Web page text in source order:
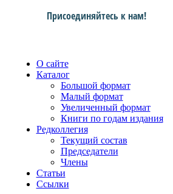
Присоединяйтесь к нам!
О сайте
Каталог
Большой формат
Малый формат
Увеличенный формат
Книги по годам издания
Редколлегия
Текущий состав
Председатели
Члены
Статьи
Ссылки